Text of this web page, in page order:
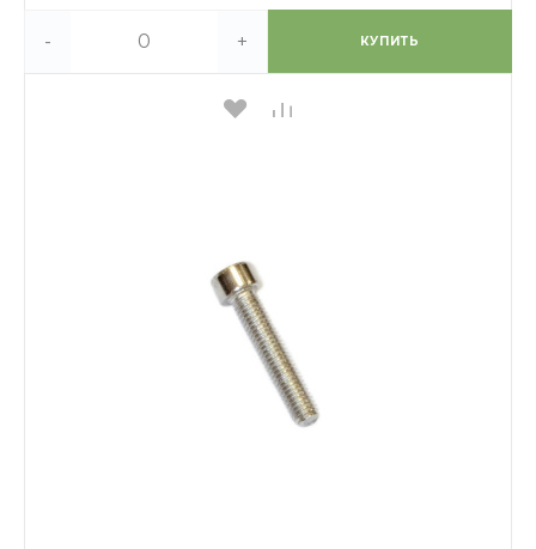
- + КУПИТЬ